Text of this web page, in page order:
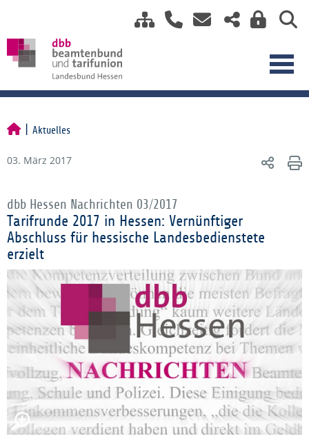
Aktuelles
03. März 2017
dbb Hessen Nachrichten 03/2017
Tarifrunde 2017 in Hessen: Vernünftiger
Abschluss für hessische Landesbedienstete
erzielt